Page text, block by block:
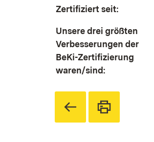
Zertifiziert seit:
Unsere drei größten
Verbesserungen der
BeKi-Zertifizierung
waren/sind: